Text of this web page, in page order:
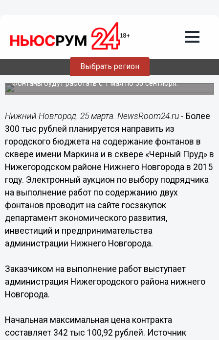
Выбрать регион
Более 300 тыс рублей будет выделено
на содержание фонтанов в
Нижегородском районе в 2015 году
Фонтаны будут работать с 1 мая по 30 сентября.
Нижний Новгород. 25 марта. NewsRoom24.ru - Более
300 тыс рублей планируется направить из
городского бюджета на содержание фонтанов в
сквере имени Маркина и в сквере «Черный Пруд» в
Нижегородском районе Нижнего Новгорода в 2015
году. Электронный аукцион по выбору подрядчика
на выполнение работ по содержанию двух
фонтанов проводит на сайте госзакупок
департамент экономического развития,
инвестиций и предпринимательства
администрации Нижнего Новгорода.
Заказчиком на выполнение работ выступает
администрация Нижегородского района нижнего
Новгорода.
Начальная максимальная цена контракта
составляет 342 тыс 100,92 рублей. Источник